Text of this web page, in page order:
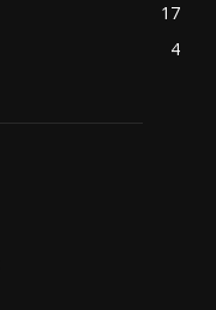
17
4